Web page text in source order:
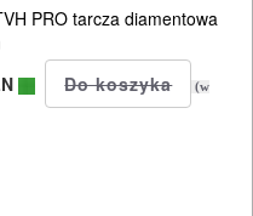
PRO tarcza diamentowa
(w